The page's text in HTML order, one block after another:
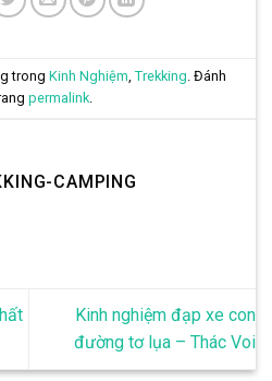
trong Kinh Nghiệm, Trekking. Đánh
permalink.
CAMPING
Kinh nghiệm đạp xe con
đường tơ lụa – Thác Voi